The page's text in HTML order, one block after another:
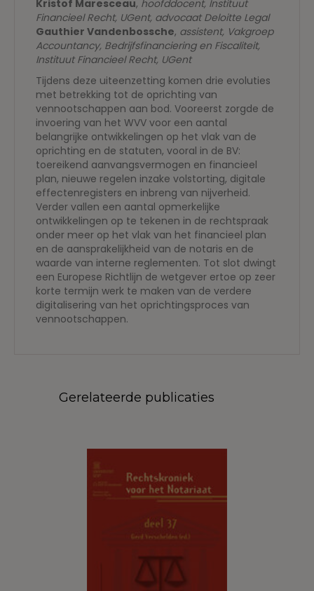
Kristof Maresceau, hoofddocent, Instituut
Financieel Recht, UGent, advocaat Deloitte Legal
Gauthier Vandenbossche, assistent, Vakgroep
Accountancy, Bedrijfsfinanciering en Fiscaliteit,
Instituut Financieel Recht, UGent
Tijdens deze uiteenzetting komen drie evoluties
met betrekking tot de oprichting van
vennootschappen aan bod. Vooreerst zorgde de
invoering van het WVV voor een aantal
belangrijke ontwikkelingen op het vlak van de
oprichting en de statuten, vooral in de BV:
toereikend aanvangsvermogen en financieel
plan, nieuwe regelen inzake volstorting, digitale
effectenregisters en inbreng van nijverheid.
Verder vallen een aantal opmerkelijke
ontwikkelingen op te tekenen in de rechtspraak
onder meer op het vlak van het financieel plan
en de aansprakelijkheid van de notaris en de
waarde van interne reglementen. Tot slot dwingt
een Europese Richtlijn de wetgever ertoe op zeer
korte termijn werk te maken van de verdere
digitalisering van het oprichtingsproces van
vennootschappen.
Gerelateerde publicaties